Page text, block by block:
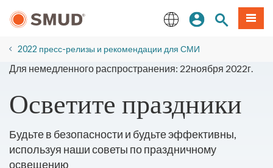
содержанию
входПоиск по
Меню
2022 пресс-релизы и рекомендации для СМИ
Для немедленного распространения: 22ноября 2022г.
Осветите праздники
Будьте в безопасности и будьте эффективны,
используя наши советы по праздничному
освещению